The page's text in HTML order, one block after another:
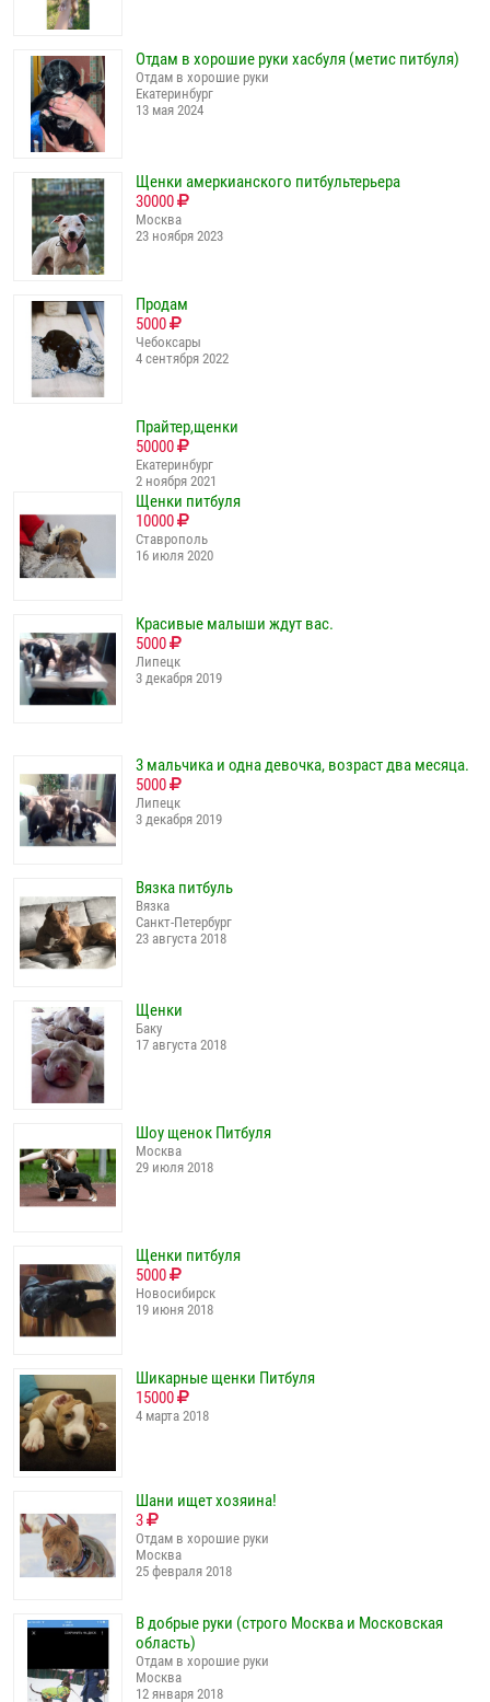
Отдам в хорошие руки хасбуля (метис питбуля)
Отдам в хорошие руки
Екатеринбург
13 мая 2024
Щенки амеркианского питбультерьера
30000
Москва
23 ноября 2023
Продам
5000
Чебоксары
4 сентября 2022
Прайтер,щенки
50000
Екатеринбург
2 ноября 2021
Щенки питбуля
10000
Ставрополь
16 июля 2020
Красивые малыши ждут вас.
5000
Липецк
3 декабря 2019
3 мальчика и одна девочка, возраст два месяца.
5000
Липецк
3 декабря 2019
Вязка питбуль
Вязка
Санкт-Петербург
23 августа 2018
Щенки
Баку
17 августа 2018
Шоу щенок Питбуля
Москва
29 июля 2018
Щенки питбуля
5000
Новосибирск
19 июня 2018
Шикарные щенки Питбуля
15000
4 марта 2018
Шани ищет хозяина!
3
Отдам в хорошие руки
Москва
25 февраля 2018
В добрые руки (строго Москва и Московская
область)
Отдам в хорошие руки
Москва
12 января 2018